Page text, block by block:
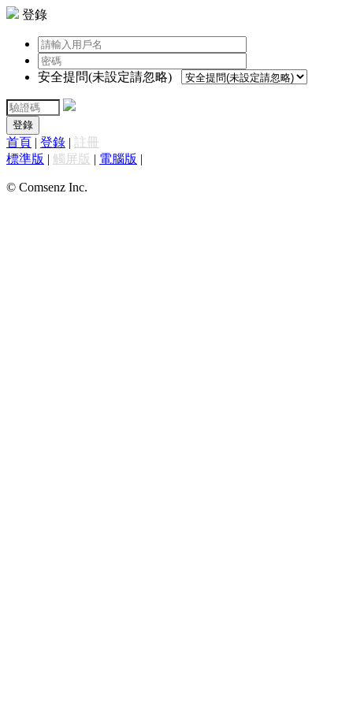
登錄
安全提問(未設定請忽略)
登錄
首頁 | 登錄 | 註冊
標準版 | 觸屏版 | 電腦版 |
© Comsenz Inc.